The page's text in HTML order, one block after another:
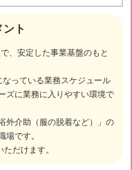
ト
、安定した事業基盤のもと
っている業務スケジュール
ズに業務に入りやすい環境で
外介助（服の脱着など）」の
場です。
だけます。